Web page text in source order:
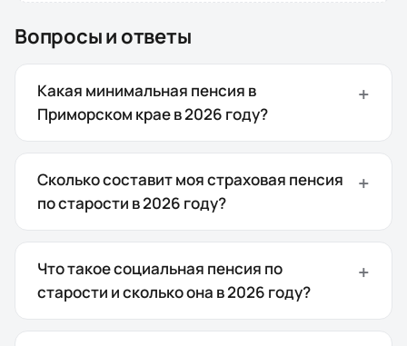
Вопросы и ответы
Какая минимальная пенсия в
Приморском крае в 2026 году?
Сколько составит моя страховая пенсия
по старости в 2026 году?
Что такое социальная пенсия по
старости и сколько она в 2026 году?